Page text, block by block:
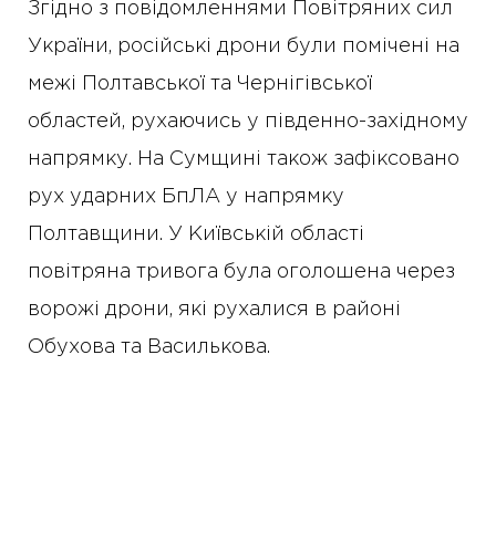
Згідно з повідомленнями Повітряних сил
України, російські дрони були помічені на
межі Полтавської та Чернігівської
областей, рухаючись у південно-західному
напрямку. На Сумщині також зафіксовано
рух ударних БпЛА у напрямку
Полтавщини. У Київській області
повітряна тривога була оголошена через
ворожі дрони, які рухалися в районі
Обухова та Василькова.